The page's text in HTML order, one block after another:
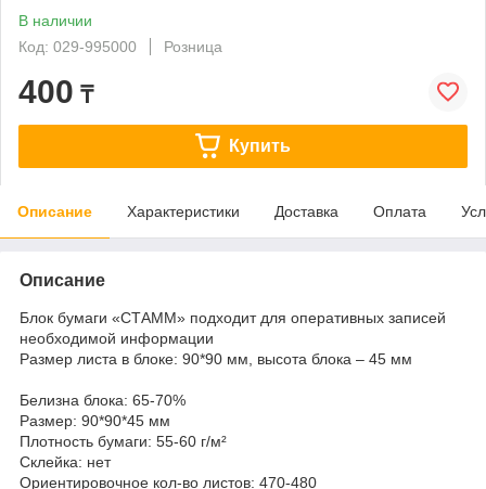
В наличии
Код: 029-995000
Розница
400 ₸
Купить
Описание Характеристики Доставка Оплата
Описание
Блок бумаги «СТАММ» подходит для оперативных записей
необходимой информации
Размер листа в блоке: 90*90 мм, высота блока – 45 мм
Белизна блока: 65-70%
Размер: 90*90*45 мм
Плотность бумаги: 55-60 г/м²
Склейка: нет
Ориентировочное кол-во листов: 470-480